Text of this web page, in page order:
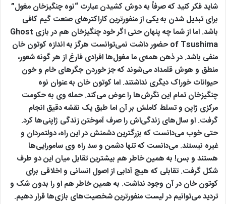
شاید فکر کنید که صرفاً به دوش کشیدن عبارت “نوه چنگیزخان مغول”
برای تبدیل شدن به یکی از منفورترین کاراکترهای صنعت گیم کافی
باشد. اما از شما چه پنهان حتی اگر خود چنگیزخان هم در بازی Ghost
of Tsushima حضور داشت نمی‌توانست هرگز به اندازه کوتون خان
منفی باشد. در ذهن همه‌ی ما مغول‌ها افرادی فارغ از هر گونه شعور،
منطق و هوش قلمداد می‌شوند که جز خوردن جگرهای خام و خون
حیوانات خوراک دیگری نداشتند. اما کوتون خان به عنوان نوه
چنگیزخان تمام این نگرش‌ها را عوض می‌کند. حمله وی به حکومت
مرکزی ژاپن و تسلط کاملش بر آن اما طبق یک نقشه دقیق انجام
گرفت. او سال‌های زندگی‌اش را صرف آموختن زندگی ژاپنی‌ها کرد.
حتی خوب می‌دانست که بزرگترین دشمنش در این راه، دولتمردان و
غیره نیستند. می‌دانست که تنها دشمن و سد راه وی سامورایی‌ها
هستند و بس! به همین خاطر هم بیشترین تقابل میان این دو طرف
شکل گرفت. تقابلی که هیچ آدابی از اصول انسانی و اخلاقی برای
کوتون خان در آن وجود نداشت. به همین خاطر هم او را بدون شک و
تردید می‌توانیم در لیست منفورترین شخصیت‌های بازی‌ها قرار دهیم.